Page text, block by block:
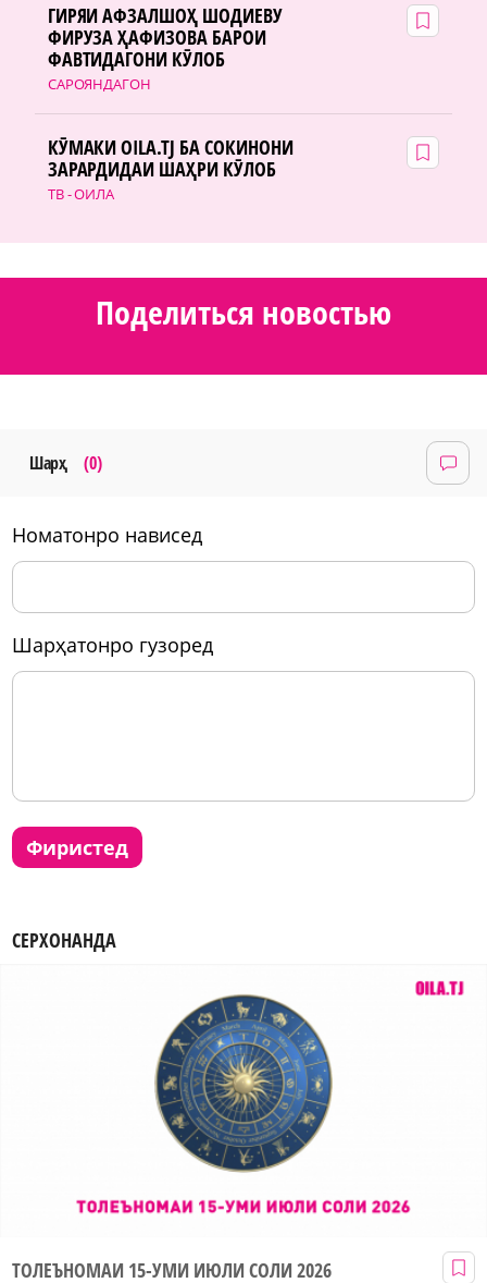
САРОЯНДАГОН
ГИРЯИ АФЗАЛШОҲ ШОДИЕВУ
ФИРУЗА ҲАФИЗОВА БАРОИ
ФАВТИДАГОНИ КӮЛОБ
ТВ - ОИЛА
КӮМАКИ OILA.TJ БА СОКИНОНИ
ЗАРАРДИДАИ ШАҲРИ КӮЛОБ
Поделиться новостью
Шарҳ (0)
номатонро нависед
шарҳатонро гузоред
фиристед
СЕРХОНАНДА
ТОЛЕЪНОМАИ 15-УМИ ИЮЛИ СОЛИ 2026